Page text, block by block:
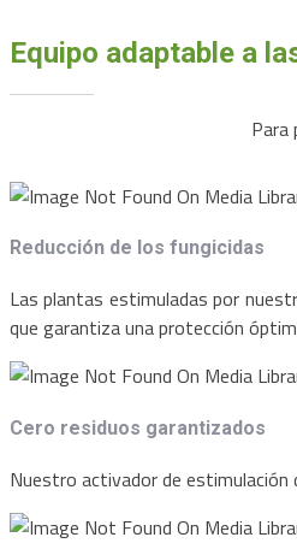
Equipo adaptable a
Para
Reducción de los fungicidas
Las plantas estimuladas por
que garantiza una protección
Cero residuos garantizados
Nuestro activador de estimulación